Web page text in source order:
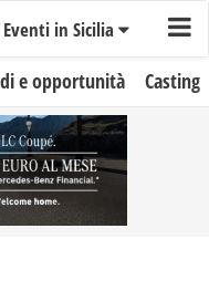
Eventi in Sicilia
e opportunità Casting